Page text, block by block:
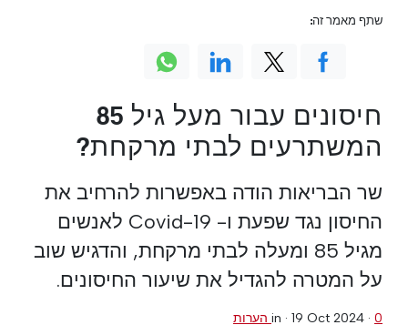
חיסונים עבור מעל גיל 85
המשתרעים לבתי מרקחת?
שר הבריאות הודה באפשרות להרחיב את
החיסון נגד שפעת ו- Covid-19 לאנשים
מגיל 85 ומעלה לבתי מרקחת, והדגיש שוב
על המטרה להגדיל את שיעור החיסונים.
in · 19 Oct 2024 · 0 הערות
שתף מאמר זה: